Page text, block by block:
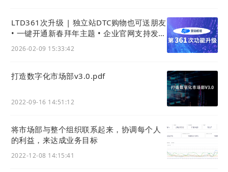
LTD361次升级 | 独立站DTC购物也可送朋友
• 一键开通新春拜年主题 • 企业官网支持发拜
2026-02-09 15:33:42
打造数字化市场部v3.0.pdf
2022-09-16 14:51:12
将市场部与整个组织联系起来，协调每个人
的利益，来达成业务目标
2022-12-08 14:15:41